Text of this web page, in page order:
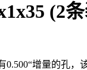
(2
0.500“增量的孔，